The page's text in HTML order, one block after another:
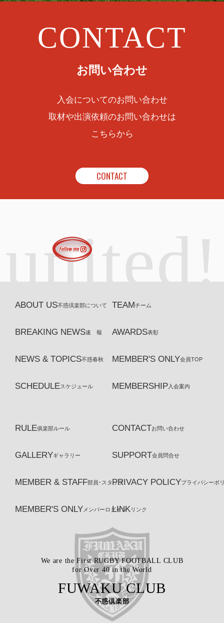
CONTACT
お問い合わせ
入会についてのお問い合わせ
取材や出演依頼のお問い合わせは
こちらから
CONTACT
united!
ABOUT US不惑倶楽部について
BREAKING NEWS速 報
NEWS & TOPICS不惑春秋
SCHEDULEスケジュール
TEAMチーム
AWARDS表彰
MEMBER'S ONLY会員TOP
MEMBERSHIP 入会案内
RULE俱楽部ルール
GALLERYギャラリー
MEMBER & STAFF部員･スタッフ
MEMBER'S ONLY メンバーログイン
CONTACTお問い合わせ
SUPPORT会員問合せ
PRIVACY POLICYプライバシーポ
LINK リンク
We are the First RUGBY FOOTBALL CLUB
for Over 40 in the World
FUWAKU CLUB
不惑倶楽部